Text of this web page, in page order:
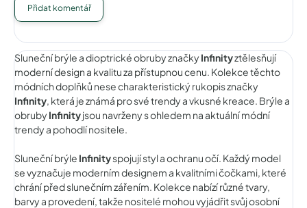
Přidat komentář
Sluneční brýle a dioptrické obruby značkyInfinityztělesňují
moderní design a kvalitu za přístupnou cenu. Kolekce těchto
módních doplňků nese charakteristický rukopis značky
Infinity, která je známá pro své trendy a vkusné kreace. Brýle a
obrubyInfinityjsou navrženy s ohledem na aktuální módní
trendy a pohodlí nositele.
Sluneční brýle Infinityspojují styl a ochranu očí. Každý model
se vyznačuje moderním designem a kvalitními čočkami, které
chrání před slunečním zářením. Kolekce nabízí různé tvary,
barvy a provedení, takže nositelé mohou vyjádřit svůj osobní